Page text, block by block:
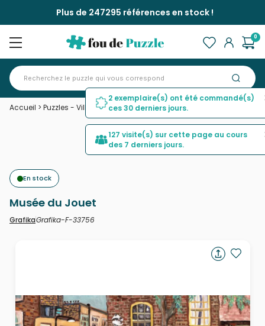
Plus de 247295 références en stock !
0
Accueil > Puzzles - Villes et Villages >Musée du Jouet
En stock
Musée du Jouet
GrafikaGrafika-F-33756
2 exemplaire(s) ont été commandé(s)
ces 30 derniers jours.
127 visite(s) sur cette page au cours
des 7 derniers jours.